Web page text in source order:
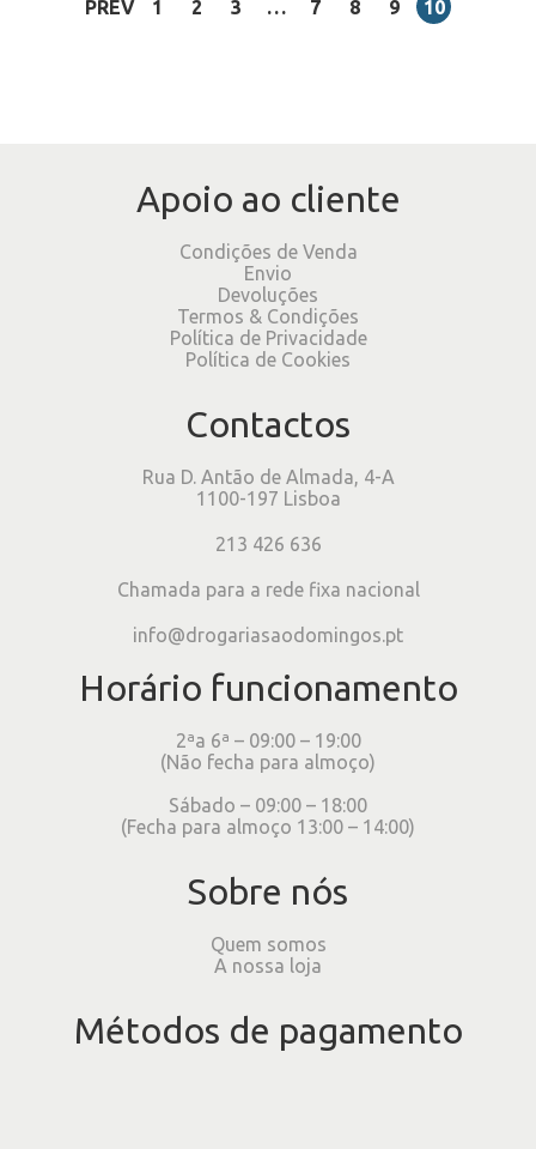
PREV 1 2 3 … 7 8 9 10
Apoio ao cliente
Condições de Venda
Envio
Devoluções
Termos & Condições
Política de Privacidade
Política de Cookies
Contactos
Rua D. Antão de Almada, 4-A
1100-197 Lisboa
213 426 636
Chamada para a rede fixa nacional
info@drogariasaodomingos.pt
Horário funcionamento
2ªa 6ª – 09:00 – 19:00
(Não fecha para almoço)
Sábado – 09:00 – 18:00
(Fecha para almoço 13:00 – 14:00)
Sobre nós
Quem somos
A nossa loja
Métodos de pagamento